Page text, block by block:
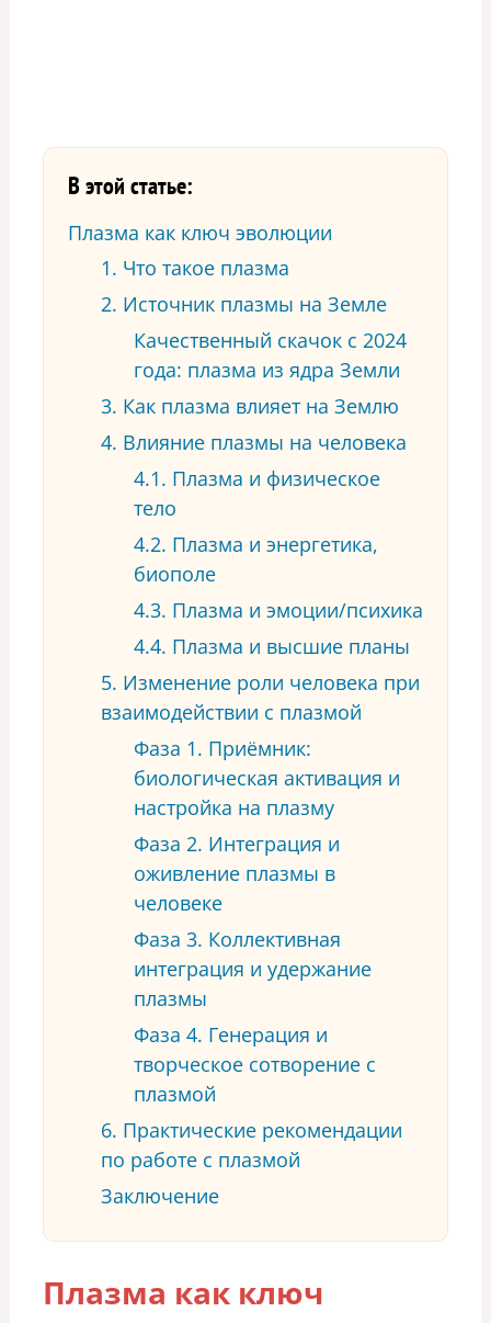
В этой статье:
Плазма как ключ эволюции
1. Что такое плазма
2. Источник плазмы на Земле
Качественный скачок с 2024
года: плазма из ядра Земли
3. Как плазма влияет на Землю
4. Влияние плазмы на человека
4.1. Плазма и физическое
тело
4.2. Плазма и энергетика,
биополе
4.3. Плазма и эмоции/психика
4.4. Плазма и высшие планы
5. Изменение роли человека при
взаимодействии с плазмой
Фаза 1. Приёмник:
биологическая активация и
настройка на плазму
Фаза 2. Интеграция и
оживление плазмы в
человеке
Фаза 3. Коллективная
интеграция и удержание
плазмы
Фаза 4. Генерация и
творческое сотворение с
плазмой
6. Практические рекомендации
по работе с плазмой
Заключение
Плазма как ключ